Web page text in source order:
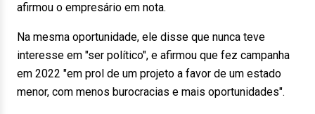
afirmou o empresário em nota.
Na mesma oportunidade, ele disse que nunca teve
interesse em "ser político", e afirmou que fez campanha
em 2022 "em prol de um projeto a favor de um estado
menor, com menos burocracias e mais oportunidades".